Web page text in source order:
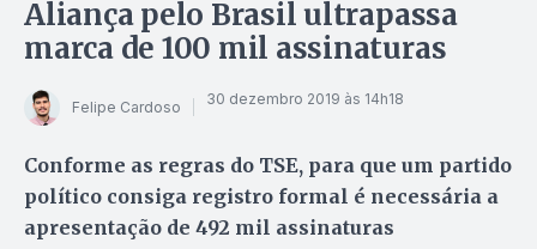
Aliança pelo Brasil ultrapassa
marca de 100 mil assinaturas
Felipe Cardoso 30 dezembro 2019 às 14h18
Conforme as regras do TSE, para que um partido
político consiga registro formal é necessária a
apresentação de 492 mil assinaturas